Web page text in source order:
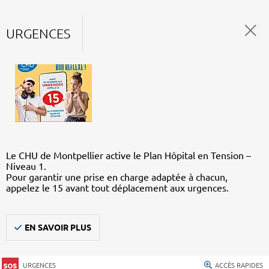
URGENCES
Le CHU de Montpellier active le Plan Hôpital en Tension –
Niveau 1.
Pour garantir une prise en charge adaptée à chacun,
appelez le 15 avant tout déplacement aux urgences.
EN SAVOIR PLUS
URGENCES ACCÈS RAPIDES